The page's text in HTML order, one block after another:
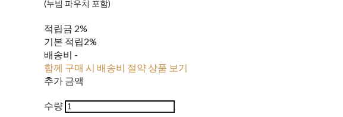
(누빔 파우치 포함)
적립금 2%
기본 적립2%
배송비 -
함께 구매 시 배송비 절약 상품 보기
추가 금액
수량